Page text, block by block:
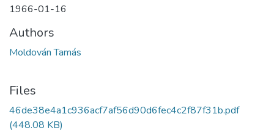
1966-01-16
Authors
Moldován Tamás
Files
46de38e4a1c936acf7af56d90d6fec4c2f87f31b.pdf
(448.08 KB)